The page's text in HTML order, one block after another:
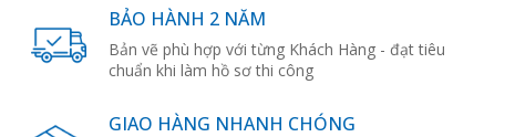
BẢO HÀNH 2 NĂM
Bản vẽ phù hợp với từng Khách Hàng - đạt tiêu
chuẩn khi làm hồ sơ thi công
GIAO HÀNG NHANH CHÓNG